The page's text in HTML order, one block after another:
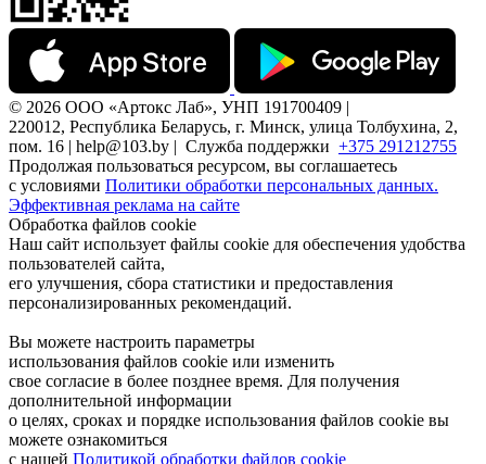
© 2026 ООО «Артокс Лаб», УНП 191700409 |
220012, Республика Беларусь, г. Минск, улица Толбухина, 2,
пом. 16 | help@103.by | Служба поддержки +375 291212755
Продолжая пользоваться ресурсом, вы соглашаетесь
с условиями Политики обработки персональных данных.
Эффективная реклама на сайте
Обработка файлов cookie
Наш сайт использует файлы cookie для обеспечения удобства
пользователей сайта,
его улучшения, сбора статистики и предоставления
персонализированных рекомендаций.
Вы можете настроить параметры
использования файлов cookie или изменить
свое согласие в более позднее время. Для получения
дополнительной информации
о целях, сроках и порядке использования файлов cookie вы
можете ознакомиться
с нашей Политикой обработки файлов cookie